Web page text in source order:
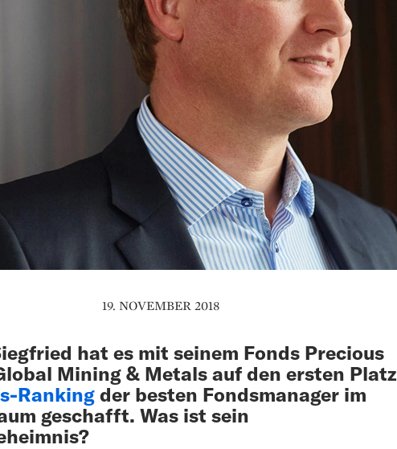
19. NOVEMBER 2018
hat es mit seinem Fonds Precious
Mining & Metals auf den ersten Platz
Ranking der besten Fondsmanager im
geschafft. Was ist sein